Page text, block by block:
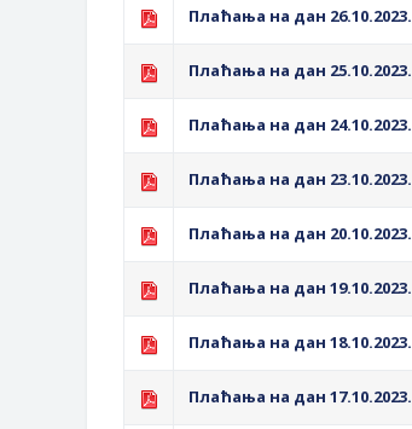
Плаћања на дан 26.10.2023.
Плаћања на дан 25.10.2023.
Плаћања на дан 24.10.2023.
Плаћања на дан 23.10.2023.
Плаћања на дан 20.10.2023.
Плаћања на дан 19.10.2023.
Плаћања на дан 18.10.2023.
Плаћања на дан 17.10.2023.